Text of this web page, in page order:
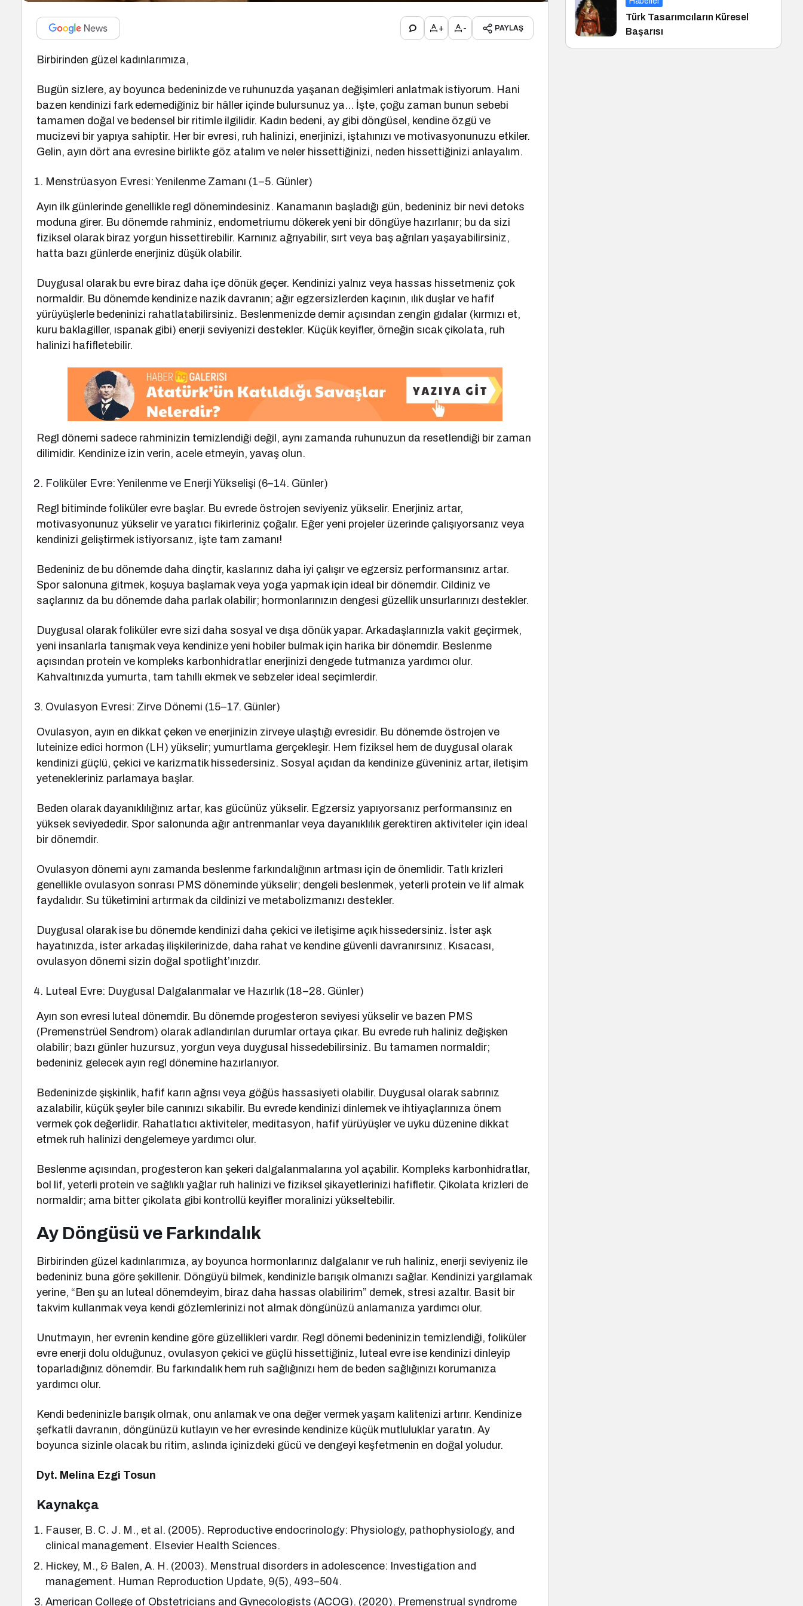
+ - PAYLAŞ
Birbirinden güzel kadınlarımıza,
Bugün sizlere, ay boyunca bedeninizde ve ruhunuzda yaşanan değişimleri anlatmak istiyorum. Hani
bazen kendinizi fark edemediğiniz bir hâller içinde bulursunuz ya… İşte, çoğu zaman bunun sebebi
tamamen doğal ve bedensel bir ritimle ilgilidir. Kadın bedeni, ay gibi döngüsel, kendine özgü ve
mucizevi bir yapıya sahiptir. Her bir evresi, ruh halinizi, enerjinizi, iştahınızı ve motivasyonunuzu etkiler.
Gelin, ayın dört ana evresine birlikte göz atalım ve neler hissettiğinizi, neden hissettiğinizi anlayalım.
Menstrüasyon Evresi: Yenilenme Zamanı (1–5. Günler)
Ayın ilk günlerinde genellikle regl dönemindesiniz. Kanamanın başladığı gün, bedeniniz bir nevi detoks
moduna girer. Bu dönemde rahminiz, endometriumu dökerek yeni bir döngüye hazırlanır; bu da sizi
fiziksel olarak biraz yorgun hissettirebilir. Karnınız ağrıyabilir, sırt veya baş ağrıları yaşayabilirsiniz,
hatta bazı günlerde enerjiniz düşük olabilir.
Duygusal olarak bu evre biraz daha içe dönük geçer. Kendinizi yalnız veya hassas hissetmeniz çok
normaldir. Bu dönemde kendinize nazik davranın; ağır egzersizlerden kaçının, ılık duşlar ve hafif
yürüyüşlerle bedeninizi rahatlatabilirsiniz. Beslenmenizde demir açısından zengin gıdalar (kırmızı et,
kuru baklagiller, ıspanak gibi) enerji seviyenizi destekler. Küçük keyifler, örneğin sıcak çikolata, ruh
halinizi hafifletebilir.
Regl dönemi sadece rahminizin temizlendiği değil, aynı zamanda ruhunuzun da resetlendiği bir zaman
dilimidir. Kendinize izin verin, acele etmeyin, yavaş olun.
Foliküler Evre: Yenilenme ve Enerji Yükselişi (6–14. Günler)
Regl bitiminde foliküler evre başlar. Bu evrede östrojen seviyeniz yükselir. Enerjiniz artar,
motivasyonunuz yükselir ve yaratıcı fikirleriniz çoğalır. Eğer yeni projeler üzerinde çalışıyorsanız veya
kendinizi geliştirmek istiyorsanız, işte tam zamanı!
Bedeniniz de bu dönemde daha dinçtir, kaslarınız daha iyi çalışır ve egzersiz performansınız artar.
Spor salonuna gitmek, koşuya başlamak veya yoga yapmak için ideal bir dönemdir. Cildiniz ve
saçlarınız da bu dönemde daha parlak olabilir; hormonlarınızın dengesi güzellik unsurlarınızı destekler.
Duygusal olarak foliküler evre sizi daha sosyal ve dışa dönük yapar. Arkadaşlarınızla vakit geçirmek,
yeni insanlarla tanışmak veya kendinize yeni hobiler bulmak için harika bir dönemdir. Beslenme
açısından protein ve kompleks karbonhidratlar enerjinizi dengede tutmanıza yardımcı olur.
Kahvaltınızda yumurta, tam tahıllı ekmek ve sebzeler ideal seçimlerdir.
Ovulasyon Evresi: Zirve Dönemi (15–17. Günler)
Ovulasyon, ayın en dikkat çeken ve enerjinizin zirveye ulaştığı evresidir. Bu dönemde östrojen ve
luteinize edici hormon (LH) yükselir; yumurtlama gerçekleşir. Hem fiziksel hem de duygusal olarak
kendinizi güçlü, çekici ve karizmatik hissedersiniz. Sosyal açıdan da kendinize güveniniz artar, iletişim
yetenekleriniz parlamaya başlar.
Beden olarak dayanıklılığınız artar, kas gücünüz yükselir. Egzersiz yapıyorsanız performansınız en
yüksek seviyededir. Spor salonunda ağır antrenmanlar veya dayanıklılık gerektiren aktiviteler için ideal
bir dönemdir.
Ovulasyon dönemi aynı zamanda beslenme farkındalığının artması için de önemlidir. Tatlı krizleri
genellikle ovulasyon sonrası PMS döneminde yükselir; dengeli beslenmek, yeterli protein ve lif almak
faydalıdır. Su tüketimini artırmak da cildinizi ve metabolizmanızı destekler.
Duygusal olarak ise bu dönemde kendinizi daha çekici ve iletişime açık hissedersiniz. İster aşk
hayatınızda, ister arkadaş ilişkilerinizde, daha rahat ve kendine güvenli davranırsınız. Kısacası,
ovulasyon dönemi sizin doğal spotlight’ınızdır.
Luteal Evre: Duygusal Dalgalanmalar ve Hazırlık (18–28. Günler)
Ayın son evresi luteal dönemdir. Bu dönemde progesteron seviyesi yükselir ve bazen PMS
(Premenstrüel Sendrom) olarak adlandırılan durumlar ortaya çıkar. Bu evrede ruh haliniz değişken
olabilir; bazı günler huzursuz, yorgun veya duygusal hissedebilirsiniz. Bu tamamen normaldir;
bedeniniz gelecek ayın regl dönemine hazırlanıyor.
Bedeninizde şişkinlik, hafif karın ağrısı veya göğüs hassasiyeti olabilir. Duygusal olarak sabrınız
azalabilir, küçük şeyler bile canınızı sıkabilir. Bu evrede kendinizi dinlemek ve ihtiyaçlarınıza önem
vermek çok değerlidir. Rahatlatıcı aktiviteler, meditasyon, hafif yürüyüşler ve uyku düzenine dikkat
etmek ruh halinizi dengelemeye yardımcı olur.
Beslenme açısından, progesteron kan şekeri dalgalanmalarına yol açabilir. Kompleks karbonhidratlar,
bol lif, yeterli protein ve sağlıklı yağlar ruh halinizi ve fiziksel şikayetlerinizi hafifletir. Çikolata krizleri de
normaldir; ama bitter çikolata gibi kontrollü keyifler moralinizi yükseltebilir.
Ay Döngüsü ve Farkındalık
Birbirinden güzel kadınlarımıza, ay boyunca hormonlarınız dalgalanır ve ruh haliniz, enerji seviyeniz ile
bedeniniz buna göre şekillenir. Döngüyü bilmek, kendinizle barışık olmanızı sağlar. Kendinizi yargılamak
yerine, “Ben şu an luteal dönemdeyim, biraz daha hassas olabilirim” demek, stresi azaltır. Basit bir
takvim kullanmak veya kendi gözlemlerinizi not almak döngünüzü anlamanıza yardımcı olur.
Unutmayın, her evrenin kendine göre güzellikleri vardır. Regl dönemi bedeninizin temizlendiği, foliküler
evre enerji dolu olduğunuz, ovulasyon çekici ve güçlü hissettiğiniz, luteal evre ise kendinizi dinleyip
toparladığınız dönemdir. Bu farkındalık hem ruh sağlığınızı hem de beden sağlığınızı korumanıza
yardımcı olur.
Kendi bedeninizle barışık olmak, onu anlamak ve ona değer vermek yaşam kalitenizi artırır. Kendinize
şefkatli davranın, döngünüzü kutlayın ve her evresinde kendinize küçük mutluluklar yaratın. Ay
boyunca sizinle olacak bu ritim, aslında içinizdeki gücü ve dengeyi keşfetmenin en doğal yoludur.
Dyt. Melina Ezgi Tosun
Kaynakça
Fauser, B. C. J. M., et al. (2005). Reproductive endocrinology: Physiology, pathophysiology, and
clinical management. Elsevier Health Sciences.
Hickey, M., & Balen, A. H. (2003). Menstrual disorders in adolescence: Investigation and
management. Human Reproduction Update, 9(5), 493–504.
American College of Obstetricians and Gynecologists (ACOG). (2020). Premenstrual syndrome
Türk Tasarımcıların Küresel
Başarısı